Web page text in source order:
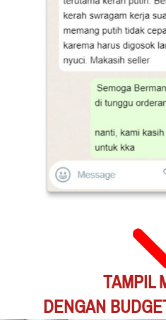
TAMPIL
DENGAN